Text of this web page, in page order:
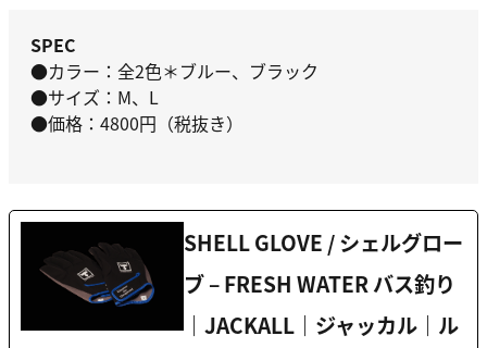
SPEC
●カラー：全2色＊ブルー、ブラック
●サイズ：M、L
●価格：4800円（税抜き）
SHELL GLOVE / シェルグロー
ブ – FRESH WATER バス釣り
｜JACKALL｜ジャッカル｜ル